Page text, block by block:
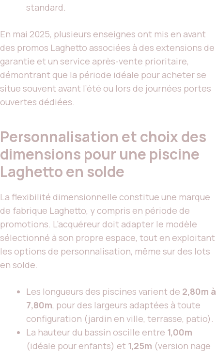
standard.
En mai 2025, plusieurs enseignes ont mis en avant
des promos Laghetto associées à des extensions de
garantie et un service après-vente prioritaire,
démontrant que la période idéale pour acheter se
situe souvent avant l’été ou lors de journées portes
ouvertes dédiées.
Personnalisation et choix des
dimensions pour une piscine
Laghetto en solde
La flexibilité dimensionnelle constitue une marque
de fabrique Laghetto, y compris en période de
promotions. L’acquéreur doit adapter le modèle
sélectionné à son propre espace, tout en exploitant
les options de personnalisation, même sur des lots
en solde.
Les longueurs des piscines varient de 2,80m à
7,80m, pour des largeurs adaptées à toute
configuration (jardin en ville, terrasse, patio).
La hauteur du bassin oscille entre 1,00m
(idéale pour enfants) et 1,25m (version nage